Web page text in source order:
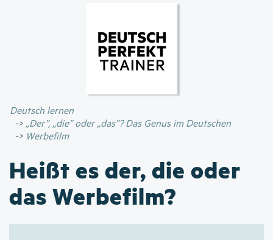
Inhalt
Deutsch lernen
„Der”, „die” oder „das”? Das Genus im Deutschen
Werbefilm
Heißt es der, die oder
das Werbefilm?